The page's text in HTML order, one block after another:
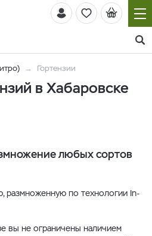
Гортензии
в Хабаровске
любых сортов
размноженную по технологии In-
вы не ограничены наличием